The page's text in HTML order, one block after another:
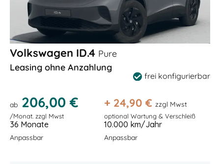
Volkswagen ID.4 Pure
Leasing ohne Anzahlung
frei konfigurierbar
ab 206,00 €
/Monat. zzgl Mwst
+ 24,90 € zzgl Mwst
optional Wartung & Verschleiß
36 Monate
Anpassbar
10.000 km/Jahr
Anpassbar